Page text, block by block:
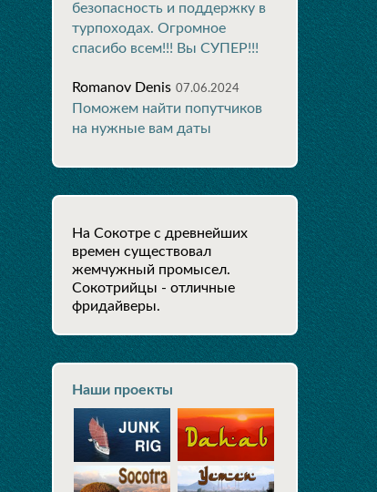
безопасность и поддержку в
турпоходах. Огромное
спасибо всем!!! Вы СУПЕР!!!
Romanov Denis 07.06.2024
Поможем найти попутчиков
на нужные вам даты
На Сокотре с древнейших
времен существовал
жемчужный промысел.
Сокотрийцы - отличные
фридайверы.
Наши проекты